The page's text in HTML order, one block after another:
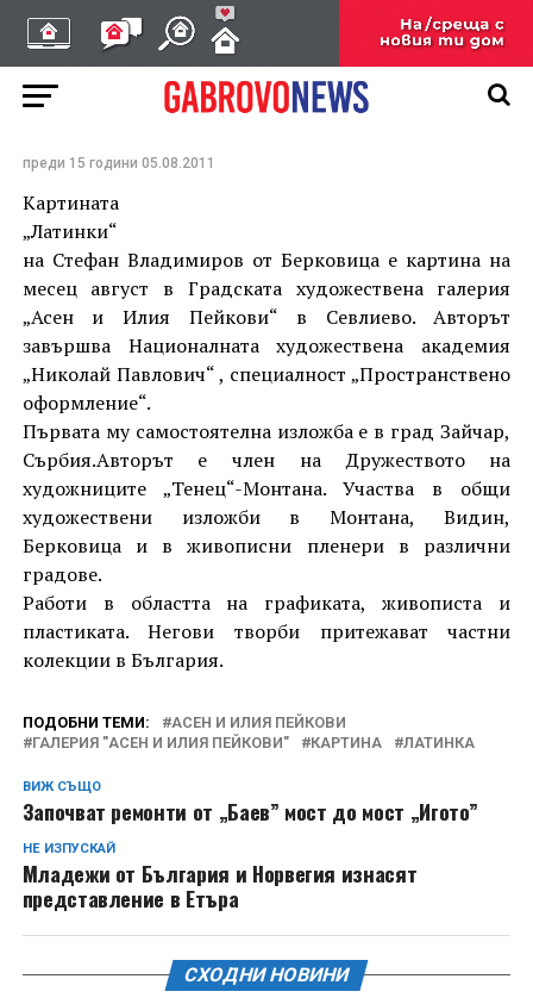
на месец август в
галерия „Асен и Илия
Пейкови” – Севлиево
преди 15 години 05.08.2011
Картината
„Латинки“
на Стефан Владимиров от Берковица е картина на
месец август в Градската художествена галерия
„Асен и Илия Пейкови“ в Севлиево. Авторът
завършва Националната художествена академия
„Николай Павлович“ , специалност „Пространствено
оформление“.
Първата му самостоятелна изложба е в град Зайчар,
Сърбия.Авторът е член на Дружеството на
художниците „Тенец“-Монтана. Участва в общи
художествени изложби в Монтана, Видин,
Берковица и в живописни пленери в различни
градове.
Работи в областта на графиката, живописта и
пластиката. Негови творби притежават частни
колекции в България.
ПОДОБНИ ТЕМИ:
АСЕН И ИЛИЯ ПЕЙКОВИ
ГАЛЕРИЯ "АСЕН И ИЛИЯ ПЕЙКОВИ"
КАРТИНА ЛАТИНКА
ВИЖ СЪЩО
Започват ремонти от „Баев” мост до мост „Игото”
НЕ ИЗПУСКАЙ
Младежи от България и Норвегия изнасят
представление в Етъра
СХОДНИ НОВИНИ